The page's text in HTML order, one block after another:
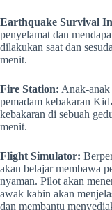
Earthquake Survival
penyelamat dan
dilakukan saat dan
menit.
Fire Station: Anak-anak
pemadam kebakaran
kebakaran di sebuah
menit.
Flight Simulator:
akan belajar membawa
nyaman. Pilot akan
awak kabin akan
dan membantu